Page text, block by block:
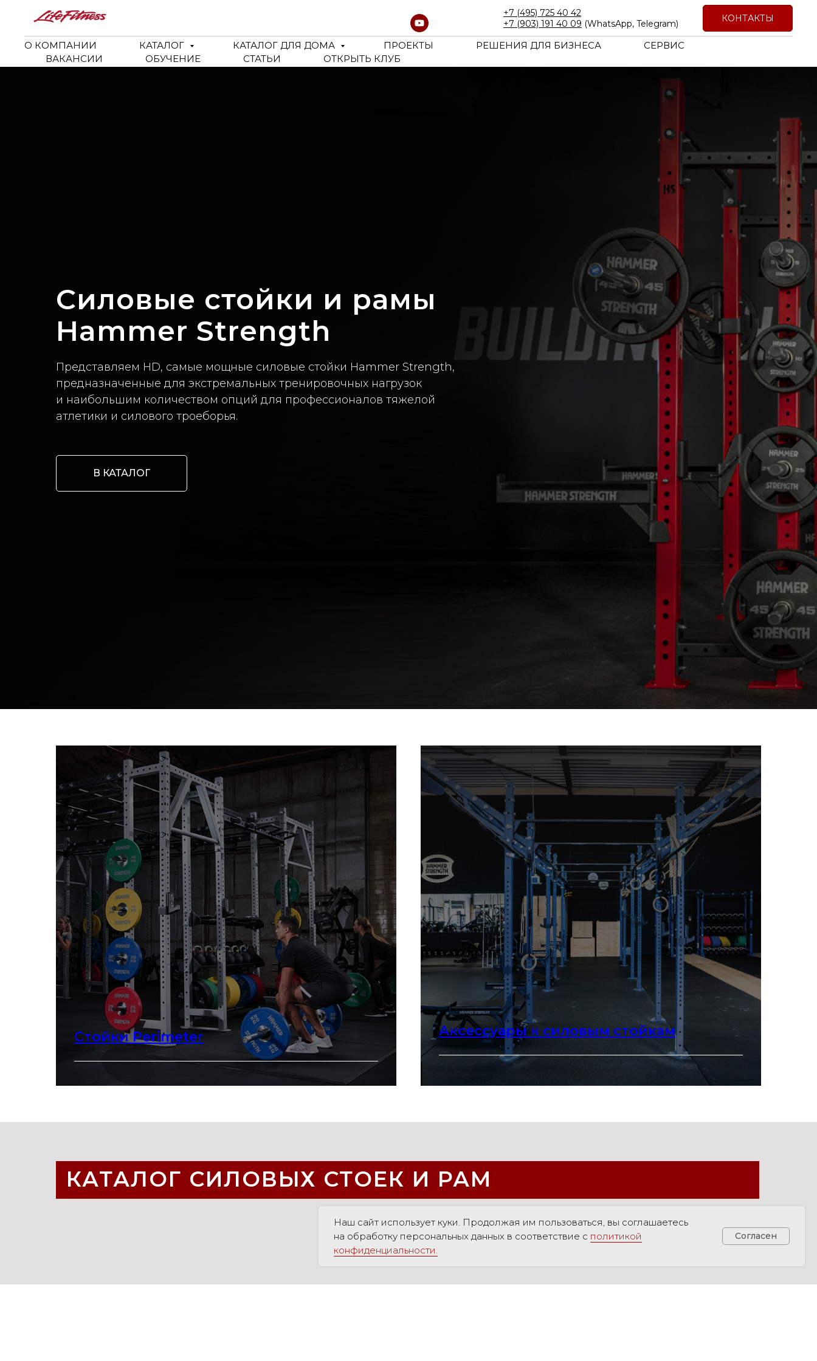
+7 (495) 725 40 42
+7 (903) 191 40 09 (WhatsApp, Telegram)
КОНТАКТЫ
О КОМПАНИИ КАТАЛОГ КАТАЛОГ ДЛЯ ДОМА ПРОЕКТЫ РЕШЕНИЯ ДЛЯ БИЗНЕСА
СЕРВИС
ВАКАНСИИ
ОБУЧЕНИЕ СТАТЬИ ОТКРЫТЬ КЛУБ
Силовые стойки и рамы
Hammer Strength
Представляем HD, самые мощные силовые стойки Hammer Strength,
предназначенные для экстремальных тренировочных нагрузок
и наибольшим количеством опций для профессионалов тяжелой
атлетики и силового троеборья.
В КАТАЛОГ
Стойки Perimeter Аксессуары к силовым стойкам
КАТАЛОГ СИЛОВЫХ СТОЕК И РАМ
Наш сайт использует куки. Продолжая им пользоваться, вы соглашаетесь
на обработку персональных данных в соответствие с политикой
конфиденциальности.
Согласен